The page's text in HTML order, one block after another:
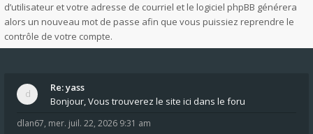
d’utilisateur et votre adresse de courriel et le logiciel phpBB générera
alors un nouveau mot de passe afin que vous puissiez reprendre le
contrôle de votre compte.
Re: yass
Bonjour, Vous trouverez le site ici dans le foru
dlan67, mer. juil. 22, 2026 9:31 am